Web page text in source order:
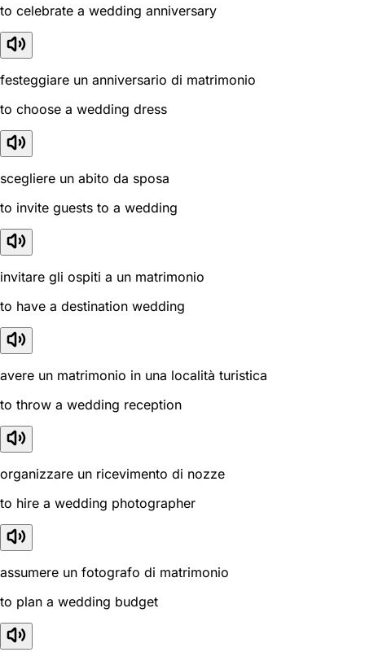
to celebrate a wedding anniversary
festeggiare un anniversario di matrimonio
to choose a wedding dress
scegliere un abito da sposa
to invite guests to a wedding
invitare gli ospiti a un matrimonio
to have a destination wedding
avere un matrimonio in una località turistica
to throw a wedding reception
organizzare un ricevimento di nozze
to hire a wedding photographer
assumere un fotografo di matrimonio
to plan a wedding budget